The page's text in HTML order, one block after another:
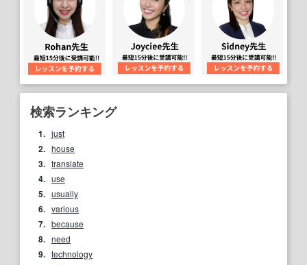
検索ランキング
1. just
2. house
3. translate
4. use
5. usually
6. various
7. because
8. need
9. technology